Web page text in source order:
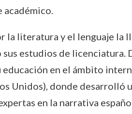
académico.
la literatura y el lenguaje la
sus estudios de licenciatura.
educación en el ámbito
Unidos), donde desarrolló
en la narrativa